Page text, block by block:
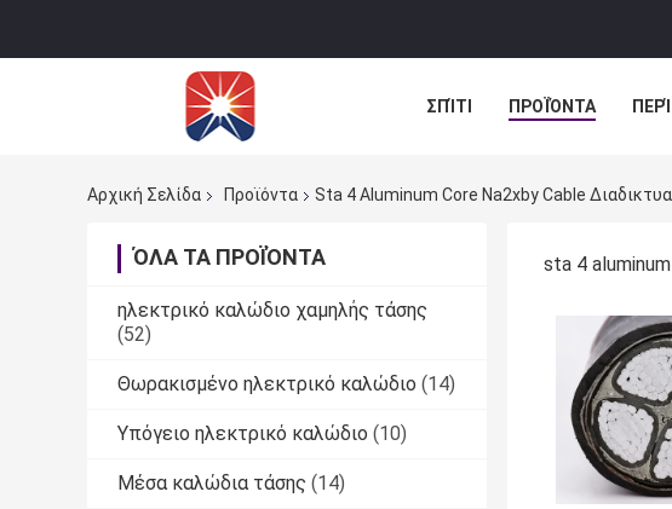
ΣΠΊΤΙ ΠΡΟΪΌΝΤΑ
Αρχική Σελίδα
Προϊόντα Sta 4 Aluminum Core Na2xby Cable
ΌΛΑ ΤΑ ΠΡΟΪΌΝΤΑ
ηλεκτρικό καλώδιο χαμηλής τάσης
(52)
Θωρακισμένο ηλεκτρικό καλώδιο (14)
Υπόγειο ηλεκτρικό καλώδιο (10)
Μέσα καλώδια τάσης (14)
sta 4